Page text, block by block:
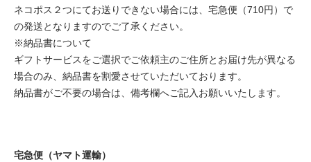
ネコポス２つにてお送りできない場合には、宅急便（710円）で
の発送となりますのでご了承ください。
※納品書について
ギフトサービスをご選択でご依頼主のご住所とお届け先が異なる
場合のみ、納品書を割愛させていただいております。
納品書がご不要の場合は、備考欄へご記入お願いいたします。
宅急便（ヤマト運輸）